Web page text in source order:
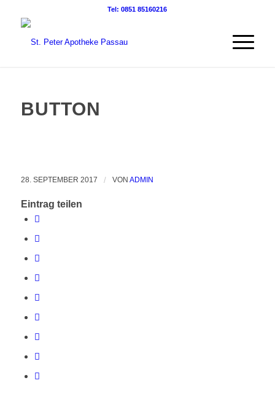
Tel: 0851 85160216
BUTTON
28. SEPTEMBER 2017 / VON ADMIN
Eintrag teilen